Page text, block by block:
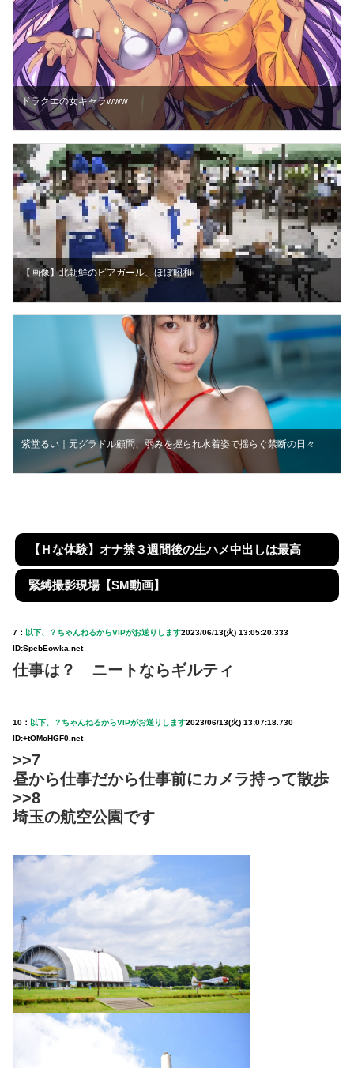
ドラクエの女キャラwww
【画像】北朝鮮のビアガール、ほぼ昭和
紫堂るい｜元グラドル顧問、弱みを握られ水着姿で揺らぐ禁断の日々
【Ｈな体験】オナ禁３週間後の生ハメ中出しは最高
緊縛撮影現場【SM動画】
7： 以下、？ちゃんねるからVIPがお送りします2023/06/13(火) 13:05:20.333
ID:SpebEowka.net
仕事は？ ニートならギルティ
10： 以下、？ちゃんねるからVIPがお送りします2023/06/13(火) 13:07:18.730
ID:+tOMoHGF0.net
>>7
昼から仕事だから仕事前にカメラ持って散歩
>>8
埼玉の航空公園です